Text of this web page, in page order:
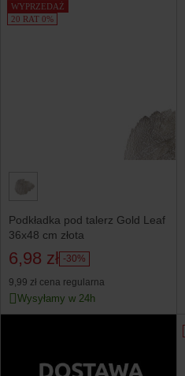
WYPRZEDAŻ
20 RAT 0%
Podkładka pod talerz Gold Leaf
36x48 cm złota
6,98 zł -30%
9,99 zł cena regularna
Wysyłamy w 24h